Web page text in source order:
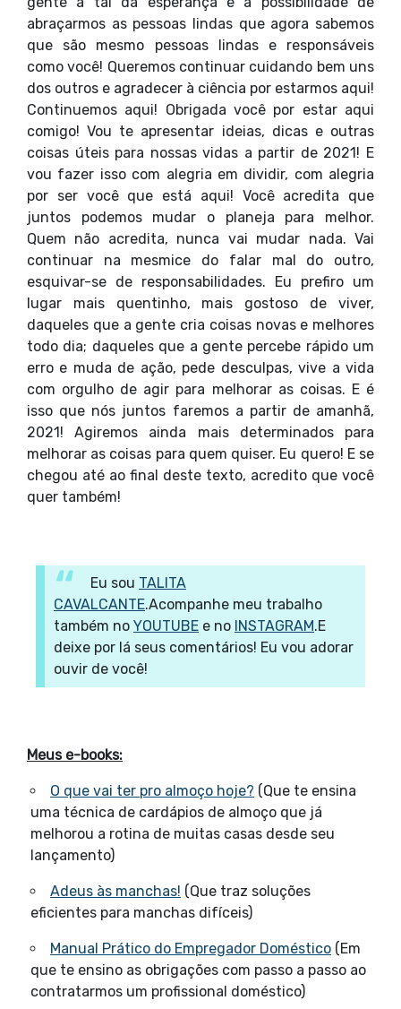
abraçarmos as pessoas lindas que agora sabemos
que são mesmo pessoas lindas e responsáveis
como você! Queremos continuar cuidando bem uns
dos outros e agradecer à ciência por estarmos aqui!
Continuemos aqui! Obrigada você por estar aqui
comigo! Vou te apresentar ideias, dicas e outras
coisas úteis para nossas vidas a partir de 2021! E
vou fazer isso com alegria em dividir, com alegria
por ser você que está aqui! Você acredita que
juntos podemos mudar o planeja para melhor.
Quem não acredita, nunca vai mudar nada. Vai
continuar na mesmice do falar mal do outro,
esquivar-se de responsabilidades. Eu prefiro um
lugar mais quentinho, mais gostoso de viver,
daqueles que a gente cria coisas novas e melhores
todo dia; daqueles que a gente percebe rápido um
erro e muda de ação, pede desculpas, vive a vida
com orgulho de agir para melhorar as coisas. E é
isso que nós juntos faremos a partir de amanhã,
2021! Agiremos ainda mais determinados para
melhorar as coisas para quem quiser. Eu quero! E se
chegou até ao final deste texto, acredito que você
quer também!
Eu sou TALITA
CAVALCANTE.Acompanhe meu trabalho
também no YOUTUBE e no INSTAGRAM.E
deixe por lá seus comentários! Eu vou adorar
ouvir de você!
Meus e-books:
O que vai ter pro almoço hoje? (Que te ensina
uma técnica de cardápios de almoço que já
melhorou a rotina de muitas casas desde seu
lançamento)
Adeus às manchas! (Que traz soluções
eficientes para manchas difíceis)
Manual Prático do Empregador Doméstico (Em
que te ensino as obrigações com passo a passo ao
contratarmos um profissional doméstico)